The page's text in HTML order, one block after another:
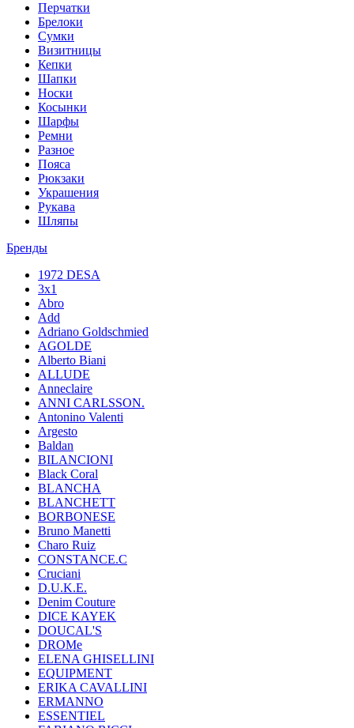
Перчатки
Брелоки
Сумки
Визитницы
Кепки
Шапки
Носки
Косынки
Шарфы
Ремни
Разное
Пояса
Рюкзаки
Украшения
Рукава
Шляпы
Бренды
1972 DESA
3x1
Abro
Add
Adriano Goldschmied
AGOLDE
Alberto Biani
ALLUDE
Anneclaire
ANNI CARLSSON.
Antonino Valenti
Argesto
Baldan
BILANCIONI
Black Coral
BLANCHA
BLANCHETT
BORBONESE
Bruno Manetti
Charo Ruiz
CONSTANCE.C
Cruciani
D.U.K.E.
Denim Couture
DICE KAYEK
DOUCAL'S
DROMe
ELENA GHISELLINI
EQUIPMENT
ERIKA CAVALLINI
ERMANNO
ESSENTIEL